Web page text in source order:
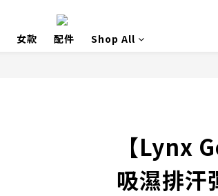
女款 配件 Shop All
【Lynx
吸濕排汗